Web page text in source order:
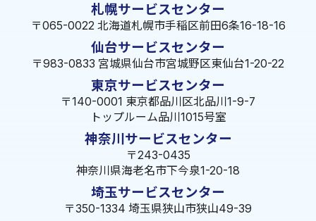
札幌サービスセンター
〒065-0022 北海道札幌市手稲区前田6条16-18-16
仙台サービスセンター
〒983-0833 宮城県仙台市宮城野区東仙台1-20-22
東京サービスセンター
〒140-0001 東京都品川区北品川1-9-7
トップルーム品川1015号室
神奈川サービスセンター
〒243-0435
神奈川県海老名市下今泉1-20-18
埼玉サービスセンター
〒350-1334 埼玉県狭山市狭山49-39